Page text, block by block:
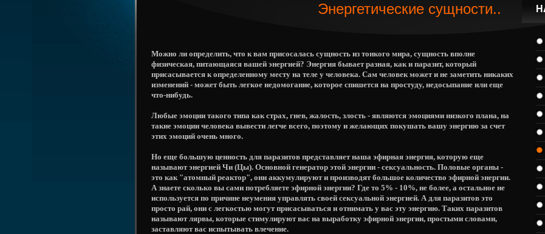
Энергетические сущности..
Можно ли определить, что к вам присосалась сущность из тонкого мира, сущность вполне
физическая, питающаяся вашей энергией? Энергия бывает разная, как и паразит, который
присасывается к определенному месту на теле у человека. Сам человек может и не заметить никаких
изменений - может быть легкое недомогание, которое спишется на простуду, недосыпание или еще
что-нибудь.
Любые эмоции такого типа как страх, гнев, жалость, злость - являются эмоциями низкого плана, на
такие эмоции человека вывести легче всего, поэтому и желающих покушать вашу энергию за счет
этих эмоций очень много.
Но еще большую ценность для паразитов представляет наша эфирная энергия, которую еще
называют энергией Чи (Цы). Основной генератор этой энергии - сексуальность. Половые органы -
это как "атомный реактор", они аккумулируют и производят большое количество эфирной энергии.
А знаете сколько вы сами потребляете эфирной энергии? Где то 5% - 10%, не более, а остальное не
используется по причине неумения управлять своей сексуальной энергией. А для паразитов это
просто рай, они с легкостью могут присасываться и отнимать у вас эту энергию. Таких паразитов
называют лярвы, которые стимулируют вас на выработку эфирной энергии, простыми словами,
заставляют вас испытывать влечение.